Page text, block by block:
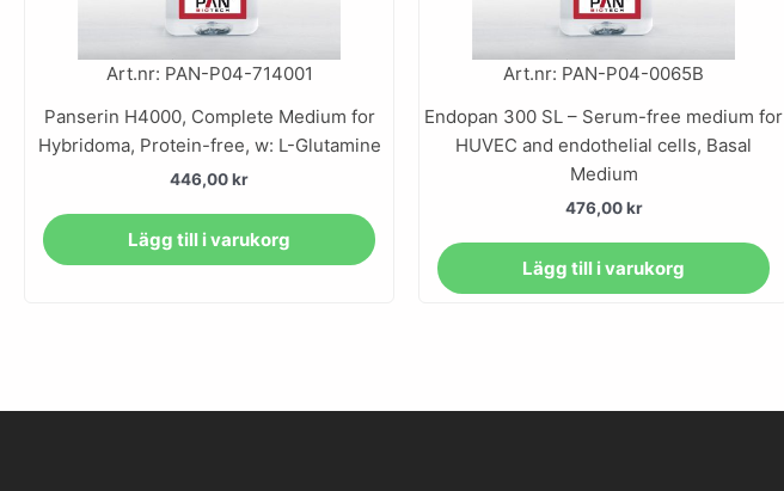
Art.nr: PAN-P04-714001
Panserin H4000, Complete Medium for
Hybridoma, Protein-free, w: L-Glutamine
446,00kr
Lägg till i varukorg
Art.nr: PAN-P04-0065B
Endopan 300 SL – Serum-free medium for
HUVEC and endothelial cells, Basal
Medium
476,00kr
Lägg till i varukorg